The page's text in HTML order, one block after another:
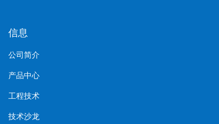
信息
公司简介
产品中心
工程技术
技术沙龙